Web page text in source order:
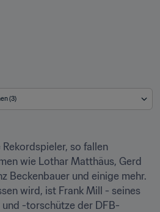
(3)
so fallen
wie Lothar Matthäus, Gerd
Beckenbauer und einige mehr.
wird, ist Frank Mill - seines
-torschütze der DFB-